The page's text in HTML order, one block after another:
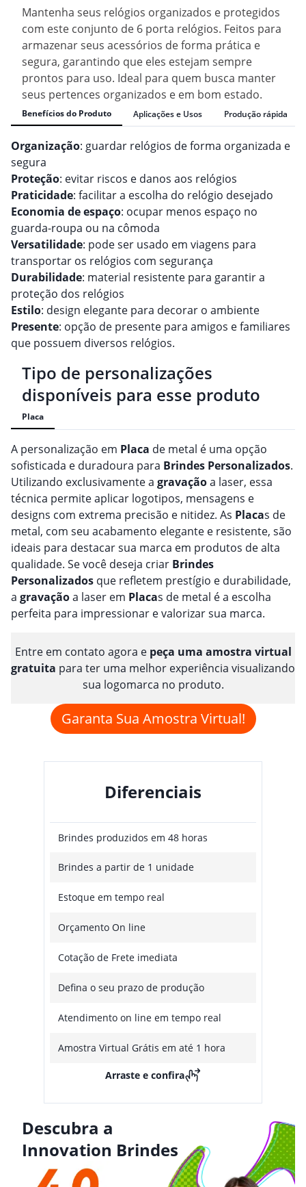
Mantenha seus relógios organizados e protegidos
com este conjunto de 6 porta relógios. Feitos para
armazenar seus acessórios de forma prática e
segura, garantindo que eles estejam sempre
prontos para uso. Ideal para quem busca manter
seus pertences organizados e em bom estado.
Benefícios do Produto Aplicações e Usos Produção rápida
Organização: guardar relógios de forma organizada e
segura
Proteção: evitar riscos e danos aos relógios
Praticidade: facilitar a escolha do relógio desejado
Economia de espaço: ocupar menos espaço no
guarda-roupa ou na cômoda
Versatilidade: pode ser usado em viagens para
transportar os relógios com segurança
Durabilidade: material resistente para garantir a
proteção dos relógios
Estilo: design elegante para decorar o ambiente
Presente: opção de presente para amigos e familiares
que possuem diversos relógios.
Tipo de personalizações
disponíveis para esse produto
Placa
A personalização em Placa de metal é uma opção
sofisticada e duradoura para Brindes Personalizados.
Utilizando exclusivamente a gravaçãoa laser, essa
técnica permite aplicar logotipos, mensagens e
designs com extrema precisão e nitidez. As Placas de
metal, com seu acabamento elegante e resistente, são
ideais para destacar sua marca em produtos de alta
qualidade. Se você deseja criar Brindes
Personalizados que refletem prestígio e durabilidade,
a gravaçãoa laser em Placas de metal é a escolha
perfeita para impressionar e valorizar sua marca.
Entre em contato agora e peça uma amostra virtual
gratuita para ter uma melhor experiência visualizando
sua logomarca no produto.
Garanta Sua Amostra Virtual!
Diferenciais
Brindes produzidos em 48 horas
Brindes a partir de 1 unidade
Estoque em tempo real
Orçamento On line
Cotação de Frete imediata
Defina o seu prazo de produção
Atendimento on line em tempo real
Amostra Virtual Grátis em até 1 hora
Arraste e confira
Descubra a
Innovation Brindes